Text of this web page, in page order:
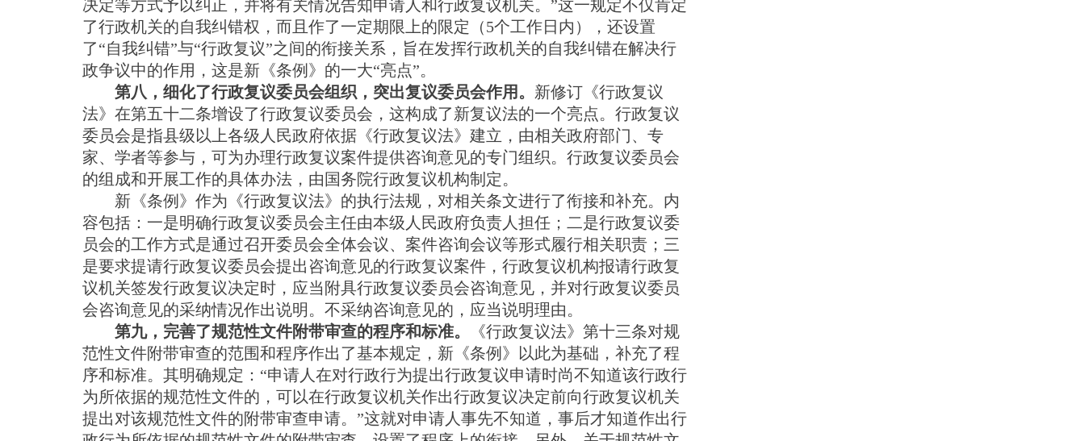
决定等方式予以纠正，并将有关情况告知申请人和行政复议机关。”这一规定不仅肯定
了行政机关的自我纠错权，而且作了一定期限上的限定（5个工作日内），还设置
了“自我纠错”与“行政复议”之间的衔接关系，旨在发挥行政机关的自我纠错在解决行
政争议中的作用，这是新《条例》的一大“亮点”。
第八，细化了行政复议委员会组织，突出复议委员会作用。 新修订《行政复议
法》在第五十二条增设了行政复议委员会，这构成了新复议法的一个亮点。行政复议
委员会是指县级以上各级人民政府依据《行政复议法》建立，由相关政府部门、专
家、学者等参与，可为办理行政复议案件提供咨询意见的专门组织。行政复议委员会
的组成和开展工作的具体办法，由国务院行政复议机构制定。
新《条例》作为《行政复议法》的执行法规，对相关条文进行了衔接和补充。内
容包括：一是明确行政复议委员会主任由本级人民政府负责人担任；二是行政复议委
员会的工作方式是通过召开委员会全体会议、案件咨询会议等形式履行相关职责；三
是要求提请行政复议委员会提出咨询意见的行政复议案件，行政复议机构报请行政复
议机关签发行政复议决定时，应当附具行政复议委员会咨询意见，并对行政复议委员
会咨询意见的采纳情况作出说明。不采纳咨询意见的，应当说明理由。
第九，完善了规范性文件附带审查的程序和标准。
《行政复议法》第十三条对规
范性文件附带审查的范围和程序作出了基本规定，新《条例》以此为基础，补充了程
序和标准。其明确规定：“申请人在对行政行为提出行政复议申请时尚不知道该行政行
为所依据的规范性文件的，可以在行政复议机关作出行政复议决定前向行政复议机关
提出对该规范性文件的附带审查申请。”这就对申请人事先不知道，事后才知道作出行